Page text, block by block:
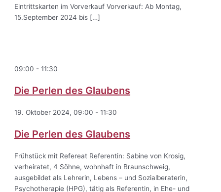
Eintrittskarten im Vorverkauf Vorverkauf: Ab Montag,
15.September 2024 bis […]
09:00 -11:30
Die Perlen des Glaubens
19. Oktober 2024, 09:00 -11:30
Die Perlen des Glaubens
Frühstück mit Refereat Referentin: Sabine von Krosig,
verheiratet, 4 Söhne, wohnhaft in Braunschweig,
ausgebildet als Lehrerin, Lebens – und Sozialberaterin,
Psychotherapie (HPG), tätig als Referentin, in Ehe- und